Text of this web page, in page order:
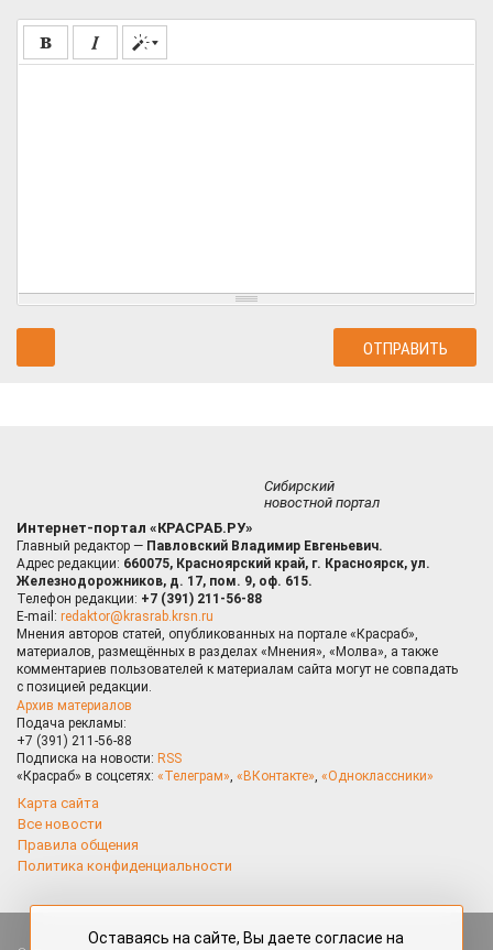
Сибирский
новостной портал
Интернет-портал «КРАСРАБ.РУ»
Главный редактор — Павловский Владимир Евгеньевич.
Адрес редакции: 660075, Красноярский край, г. Красноярск, ул.
Железнодорожников, д. 17, пом. 9, оф. 615.
Телефон редакции: +7 (391) 211-56-88
E-mail: redaktor@krasrab.krsn.ru
Мнения авторов статей, опубликованных на портале «Красраб»,
материалов, размещённых в разделах «Мнения», «Молва», а также
комментариев пользователей к материалам сайта могут не совпадать
с позицией редакции.
Архив материалов
Подача рекламы:
+7 (391) 211-56-88
Подписка на новости: RSS
«Красраб» в соцсетях: «Телеграм», «ВКонтакте», «Одноклассники»
Карта сайта
Все новости
Правила общения
Политика конфиденциальности
Оставаясь на сайте, Вы даете согласие на